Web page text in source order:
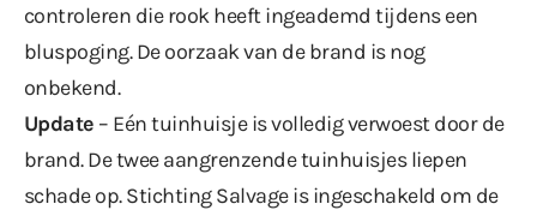
controleren die rook heeft ingeademd tijdens een
bluspoging. De oorzaak van de brand is nog
onbekend.
Update – Eén tuinhuisje is volledig verwoest door de
brand. De twee aangrenzende tuinhuisjes liepen
schade op. Stichting Salvage is ingeschakeld om de